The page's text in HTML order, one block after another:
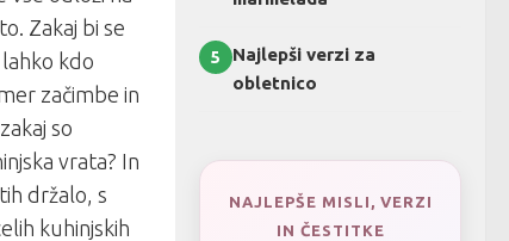
Zakaj bi se
kdo
začimbe in
so
vrata? In
držalo, s
kuhinjskih
5
Najlepši verzi za
obletnico
NAJLEPŠE MISLI, VERZI
IN ČESTITKE